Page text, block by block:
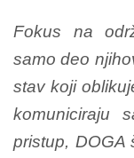
Fokus na
samo deo
stav koji
komuniciraju
pristup, DOGA